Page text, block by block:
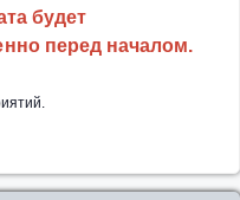
будет
перед началом.